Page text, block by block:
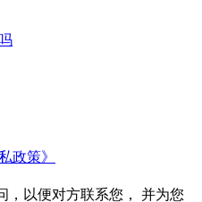
政策》
，以便对方联系您， 并为您